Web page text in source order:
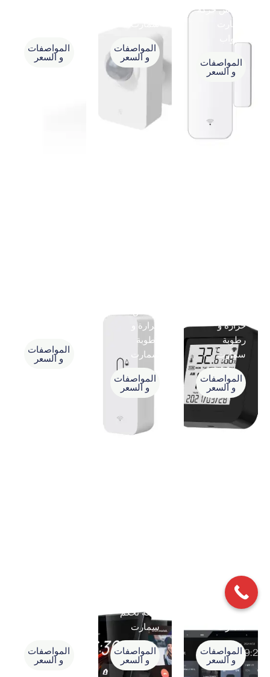
حساس حركة
للابواب
المواصفات
و السعر
المواصفات
و السعر
المواصفات
و السعر
حرارة و
رطوبة
سمارت
المواصفات
و السعر
حرارة و
رطوبة
سمارت
المواصفات
و السعر
المواصفات
و السعر
لوحة تحكم
المواصفات
و السعر
لوحة تحكم
سمارت
المواصفات
و السعر
المواصفات
و السعر